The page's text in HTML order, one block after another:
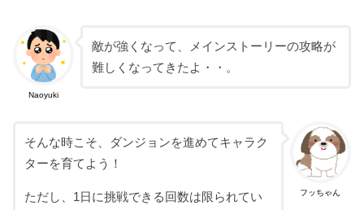
Naoyuki
敵が強くなって、メインストーリーの攻略が
難しくなってきたよ・・。
フッちゃん
そんな時こそ、ダンジョンを進めてキャラク
ターを育てよう！
ただし、1日に挑戦できる回数は限られてい